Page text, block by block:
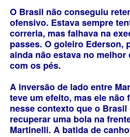
O Brasil não conseguiu
ofensivo. Estava sempre
correria, mas falhava na
passes. O goleiro Ederson,
ainda não estava no
com os pés.
A inversão de lado entre
teve um efeito, mas ele não
nesse contexto que o
recuperar uma bola na
Martinelli. A batida de